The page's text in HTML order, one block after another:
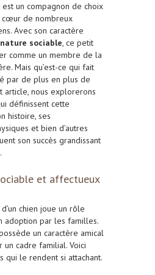
est un compagnon de choix
de nombreux
Avec son caractère
nature sociable, ce petit
comme un membre de la
Mais qu’est-ce qui fait
par de plus en plus de
article, nous explorerons
définissent cette
histoire, ses
et bien d’autres
son succès grandissant
et affectueux
d’un chien joue un rôle
adoption par les familles.
un caractère amical
cadre familial. Voici
qui le rendent si attachant.